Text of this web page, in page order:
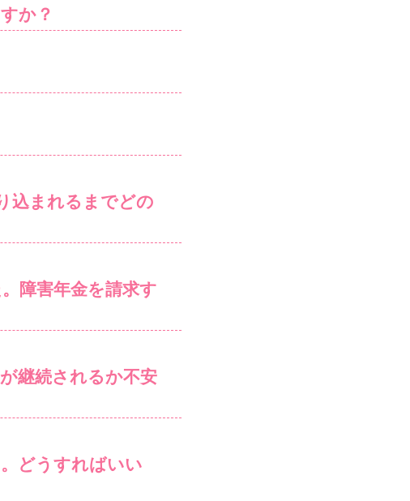
か？
込まれるまでどの
障害年金を請求す
継続されるか不安
どうすればいい